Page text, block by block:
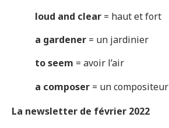
loud and clear = haut et fort
a gardener = un jardinier
to seem = avoir l’air
a composer = un compositeur
La newsletter de février 2022